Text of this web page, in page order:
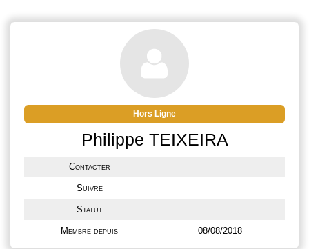
Corse du Sud, surplombant le fleuve et à
moins de 400 m de la plage, la Résidence
Capu Seninu propose 20 appartements du
studio au T3, entièrement rénovés en 2015.
Hors Ligne
Philippe TEIXEIRA
Contacter
Suivre
Statut
Membre depuis 08/08/2018